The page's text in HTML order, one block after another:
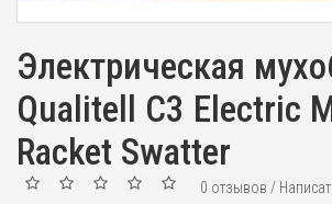
Электрическая
Qualitell C3 Electric
Racket Swatter
0 отзывов /